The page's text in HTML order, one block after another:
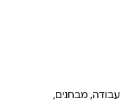
מבחנים,